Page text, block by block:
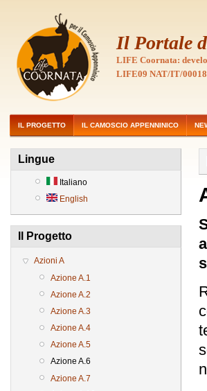
Il Portale
LIFE Coornata:
LIFE09 NAT/IT/
IL PROGETTO IL CAMOSCIO APPENNINICO
Lingue
Italiano
English
Il Progetto
Azioni A
Azione A.1
Azione A.2
Azione A.3
Azione A.4
Azione A.5
Azione A.6
Azione A.7